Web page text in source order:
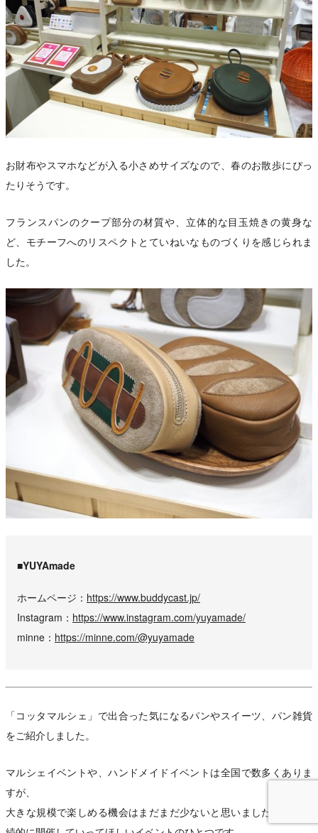
お財布やスマホなどが入る小さめサイズなので、春のお散歩にぴっ
たりそうです。
フランスパンのクープ部分の材質や、立体的な目玉焼きの黄身な
ど、モチーフへのリスペクトとていねいなものづくりを感じられま
した。
■YUYAmade
ホームページ
https://www.buddycast.jp/
Instagram
https://www.instagram.com/yuyamade/
minne
https://minne.com/@yuyamade
「コッタマルシェ」で出合った気になるパンやスイーツ、パン雑貨
をご紹介しました。
マルシェイベントや、ハンドメイドイベントは全国で数多くありま
すが、
大きな規模で楽しめる機会はまだまだ少ないと思いました。ぜひ継